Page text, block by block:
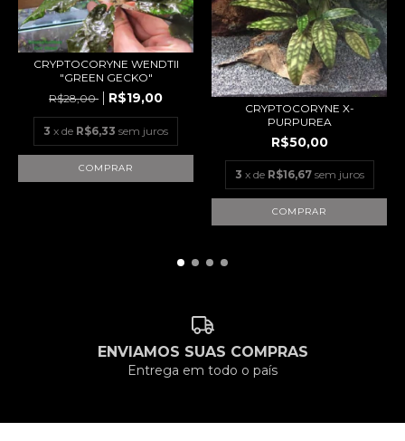
CRYPTOCORYNE WENDTII
"GREEN GECKO"
R$28,00
R$19,00
3 x de R$6,33 sem juros
CRYPTOCORYNE X-
PURPUREA
R$50,00
3 x de R$16,67 sem juros
ENVIAMOS SUAS COMPRAS
Entrega em todo o país